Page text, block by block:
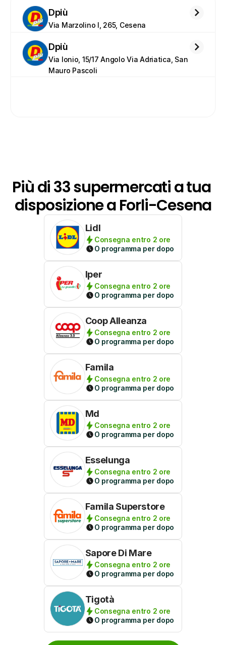
Dpiù
Via Marzolino I, 265, Cesena
Dpiù
Via Ionio, 15/17 Angolo Via Adriatica, San
Mauro Pascoli
Più di 33 supermercati a tua
disposizione a Forli-Cesena
Lidl
Consegna entro 2 ore
O programma per dopo
Iper
Consegna entro 2 ore
O programma per dopo
Coop Alleanza
Consegna entro 2 ore
O programma per dopo
Famila
Consegna entro 2 ore
O programma per dopo
Md
Consegna entro 2 ore
O programma per dopo
Esselunga
Consegna entro 2 ore
O programma per dopo
Famila Superstore
Consegna entro 2 ore
O programma per dopo
Sapore Di Mare
Consegna entro 2 ore
O programma per dopo
Tigotà
Consegna entro 2 ore
O programma per dopo